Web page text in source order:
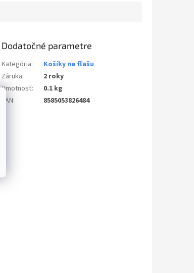
Dodatočné parametre
Kategória:
Košíky na fľašu
Záruka:
2 roky
Hmotnosť:
0.1 kg
EAN: 8585053826484